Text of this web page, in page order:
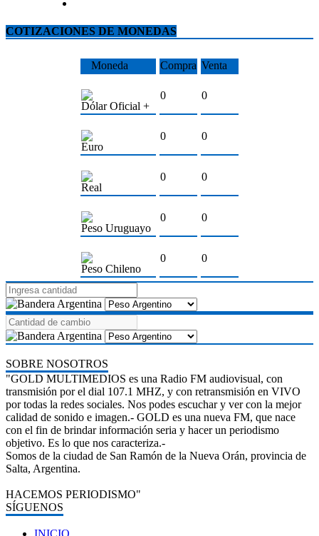
COTIZACIONES DE MONEDAS
Moneda Compra Venta
Dólar Oficial +
0 0
Euro
0 0
Real
0 0
Peso Uruguayo
0 0
Peso Chileno
0 0
SOBRE NOSOTROS
"GOLD MULTIMEDIOS es una Radio FM audiovisual, con
transmisión por el dial 107.1 MHZ, y con retransmisión en VIVO
por todas la redes sociales. Nos podes escuchar y ver con la mejor
calidad de sonido e imagen.- GOLD es una nueva FM, que nace
con el fin de brindar información seria y hacer un periodismo
objetivo. Es lo que nos caracteriza.-
Somos de la ciudad de San Ramón de la Nueva Orán, provincia de
Salta, Argentina.
HACEMOS PERIODISMO"
SÍGUENOS
INICIO